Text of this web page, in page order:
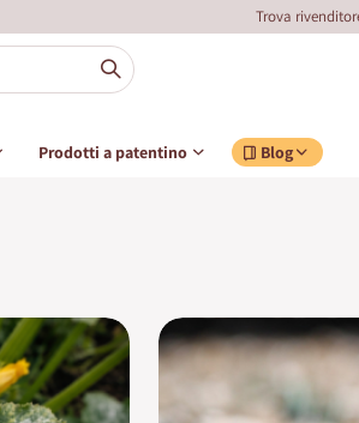
Trova
Prodotti a patentino Blog